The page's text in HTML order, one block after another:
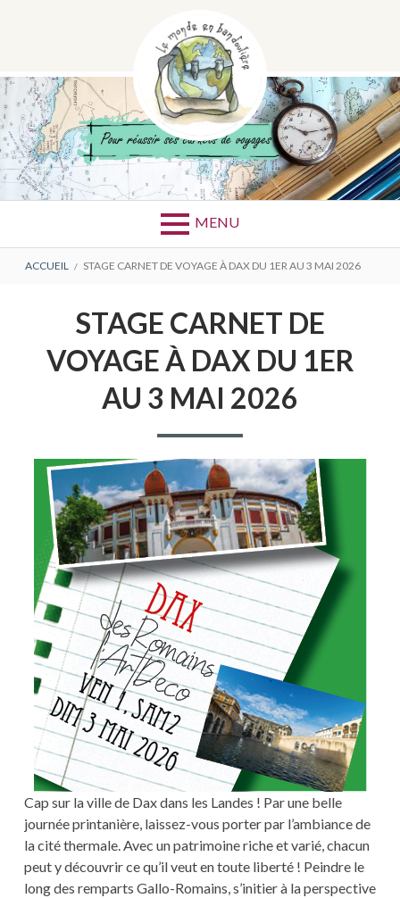
LE MONDE EN
BANDOULIÈRE
Pour réussir ses croquis et escapades
MENU
FIL
D'ARIANE
ACCUEIL STAGE CARNET DE VOYAGE À DAX DU 1ER AU 3 MAI 2026
STAGE CARNET DE
VOYAGE À DAX DU 1ER
AU 3 MAI 2026
Cap sur la ville de Dax dans les Landes ! Par une belle
journée printanière, laissez-vous porter par l’ambiance de
la cité thermale. Avec un patrimoine riche et varié, chacun
peut y découvrir ce qu’il veut en toute liberté ! Peindre le
long des remparts Gallo-Romains, s’initier à la perspective